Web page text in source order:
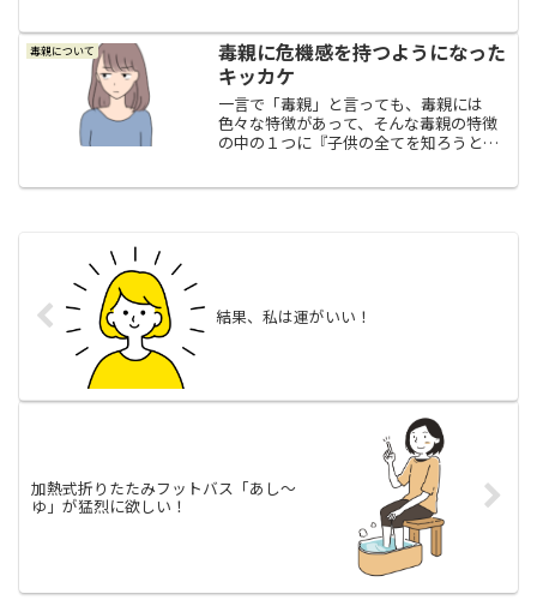
ったからです。そして、母は私にとって
いつから「毒親」だったん...
毒親について
毒親に危機感を持つようになった
キッカケ
一言で「毒親」と言っても、毒親には
色々な特徴があって、そんな毒親の特徴
の中の１つに『子供の全てを知ろうとす
結果、私は運がいい！
加熱式折りたたみフットバス「あし～
ゆ」が猛烈に欲しい！